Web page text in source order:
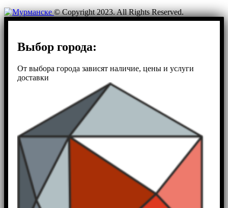
© Copyright 2023. All Rights Reserved.
Выбор города:
От выбора города зависят наличие, цены и услуги
доставки